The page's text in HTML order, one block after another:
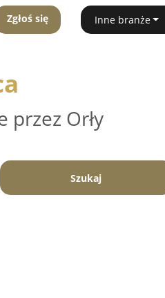
Zgłoś się Inne branże
Orły
Szukaj